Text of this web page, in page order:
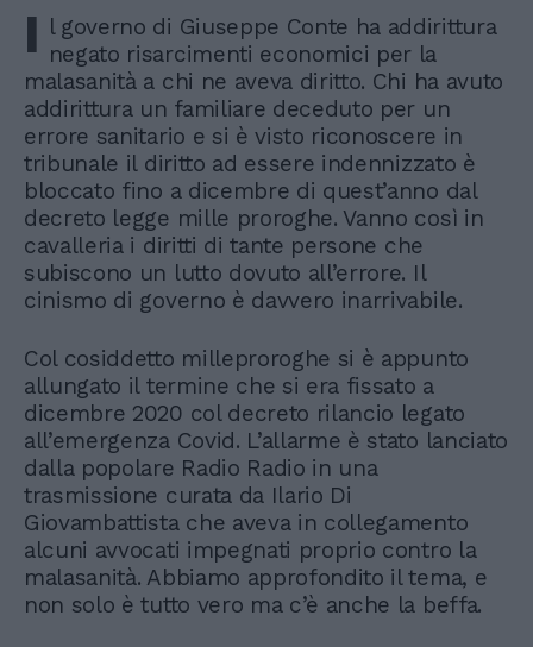
I l governo di Giuseppe Conte ha addirittura
negato risarcimenti economici per la
malasanità a chi ne aveva diritto. Chi ha avuto
addirittura un familiare deceduto per un
errore sanitario e si è visto riconoscere in
tribunale il diritto ad essere indennizzato è
bloccato fino a dicembre di quest’anno dal
decreto legge mille proroghe. Vanno così in
cavalleria i diritti di tante persone che
subiscono un lutto dovuto all’errore. Il
cinismo di governo è davvero inarrivabile.
Col cosiddetto milleproroghe si è appunto
allungato il termine che si era fissato a
dicembre 2020 col decreto rilancio legato
all’emergenza Covid. L’allarme è stato lanciato
dalla popolare Radio Radio in una
trasmissione curata da Ilario Di
Giovambattista che aveva in collegamento
alcuni avvocati impegnati proprio contro la
malasanità. Abbiamo approfondito il tema, e
non solo è tutto vero ma c’è anche la beffa.